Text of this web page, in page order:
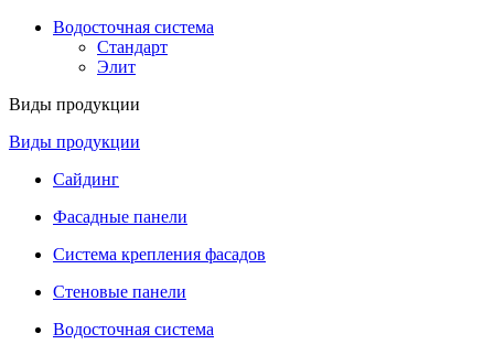
Водосточная система
Стандарт
Элит
Виды продукции
Виды продукции
Сайдинг
Фасадные панели
Система крепления фасадов
Стеновые панели
Водосточная система